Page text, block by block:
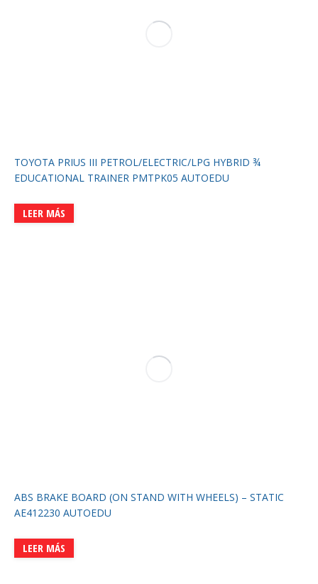
TOYOTA PRIUS III PETROL/ELECTRIC/LPG HYBRID ¾
EDUCATIONAL TRAINER PMTPK05 AUTOEDU
LEER MÁS
ABS BRAKE BOARD (ON STAND WITH WHEELS) – STATIC
AE412230 AUTOEDU
LEER MÁS